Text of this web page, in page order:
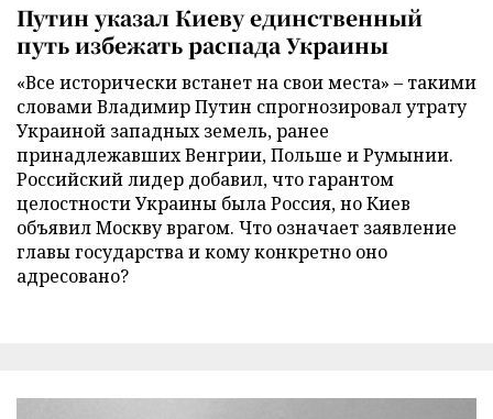
Путин указал Киеву единственный
путь избежать распада Украины
«Все исторически встанет на свои места» – такими
словами Владимир Путин спрогнозировал утрату
Украиной западных земель, ранее
принадлежавших Венгрии, Польше и Румынии.
Российский лидер добавил, что гарантом
целостности Украины была Россия, но Киев
объявил Москву врагом. Что означает заявление
главы государства и кому конкретно оно
адресовано?